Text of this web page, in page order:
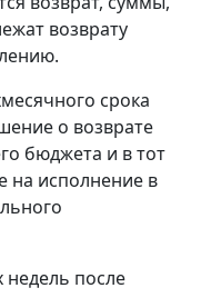
возврату
срока
о возврате
бюджета и в тот
на исполнение в
недель после